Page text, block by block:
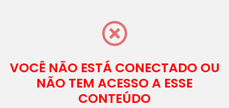
VOCÊ NÃO ESTÁ CONECTADO OU
NÃO TEM ACESSO A ESSE
CONTEÚDO